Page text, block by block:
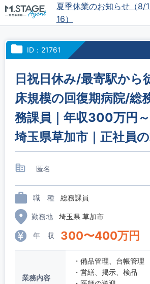
夏季休業のお知らせ（8/
16）
ID：21761
日祝日休み/最寄駅から
床規模の回復期病院/総
務課員｜年収300万円
埼玉県草加市｜正社員
匿名
職 種 総務課員
勤務地 埼玉県 草加市
年 収 300〜400万円
業務内容
・備品管理、台帳管理
・営繕、掲示、検品